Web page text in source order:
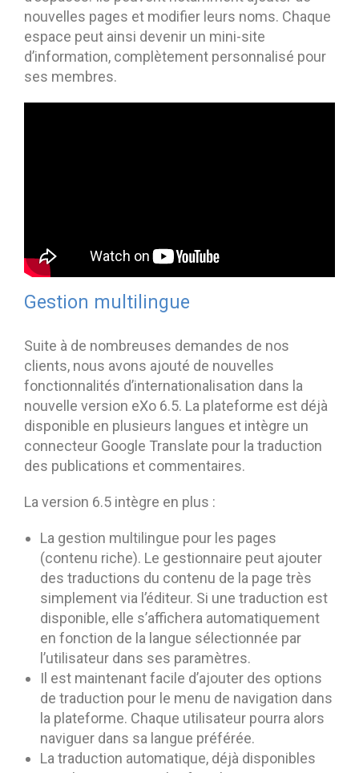
nouvelles pages et modifier leurs noms. Chaque
espace peut ainsi devenir un mini-site
d’information, complètement personnalisé pour
ses membres.
Gestion multilingue
Suite à de nombreuses demandes de nos
clients, nous avons ajouté de nouvelles
fonctionnalités d’internationalisation dans la
nouvelle version eXo 6.5. La plateforme est déjà
disponible en plusieurs langues et intègre un
connecteur Google Translate pour la traduction
des publications et commentaires.
La version 6.5 intègre en plus :
La gestion multilingue pour les pages
(contenu riche). Le gestionnaire peut ajouter
des traductions du contenu de la page très
simplement via l’éditeur. Si une traduction est
disponible, elle s’affichera automatiquement
en fonction de la langue sélectionnée par
l’utilisateur dans ses paramètres.
Il est maintenant facile d’ajouter des options
de traduction pour le menu de navigation dans
la plateforme. Chaque utilisateur pourra alors
naviguer dans sa langue préférée.
La traduction automatique, déjà disponibles